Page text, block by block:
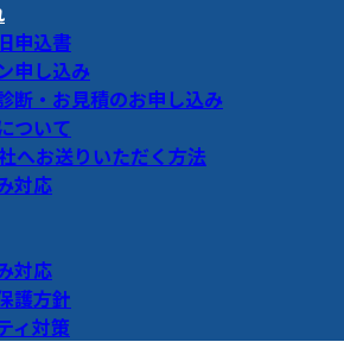
申込書
申し込み
断・お見積のお申し込み
ついて
へお送りいただく方法
対応
対応
護方針
ィ対策